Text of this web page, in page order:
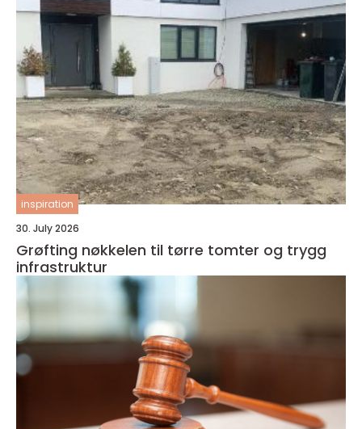
inspiration
30. July 2026
Grøfting nøkkelen til tørre tomter og trygg
infrastruktur